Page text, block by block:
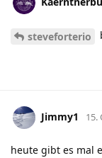
steveforterio
Jimmy1 15.
heute gibt es mal